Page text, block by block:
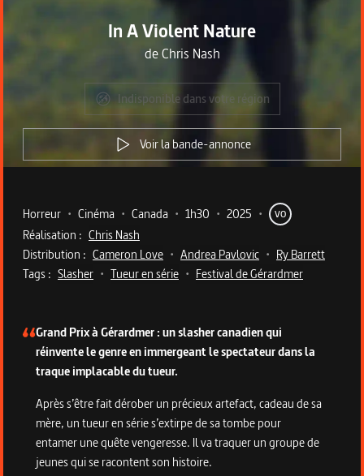
In A Violent Nature
deChris Nash
Indisponible dans votre région
Voir la bande-annonce
Metadata du programme
Horreur • Cinéma • Canada • 1h30 • 2025 • VO
Réalisation : Chris Nash
Distribution : Cameron Love • Andrea Pavlovic • Ry Barrett
Tags : Slasher • Tueur en série • Festival de Gérardmer
Grand Prix à Gérardmer : un slasher canadien qui
réinvente le genre en immergeant le spectateur dans la
traque implacable du tueur.
Après s’être fait dérober un précieux artefact, cadeau de sa
mère, un tueur en série s’extirpe de sa tombe pour
entamer une quête vengeresse. Il va traquer un groupe de
jeunes qui se racontent son histoire.